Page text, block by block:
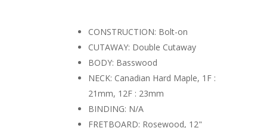
CONSTRUCTION: Bolt-on
CUTAWAY: Double Cutaway
BODY: Basswood
NECK: Canadian Hard Maple, 1F :
21mm, 12F : 23mm
BINDING: N/A
FRETBOARD: Rosewood, 12"